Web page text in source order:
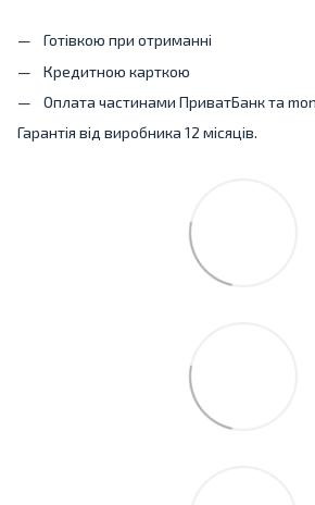
Готівкою при отриманні
Кредитною карткою
Оплата частинами ПриватБанк та
Гарантія від виробника 12 місяців.